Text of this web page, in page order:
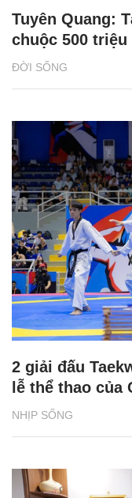
ĐỜI SỐNG
Tuyên Quang:
chuộc 500 triệu
NHỊP SỐNG
2 giải đấu
lễ thể thao của